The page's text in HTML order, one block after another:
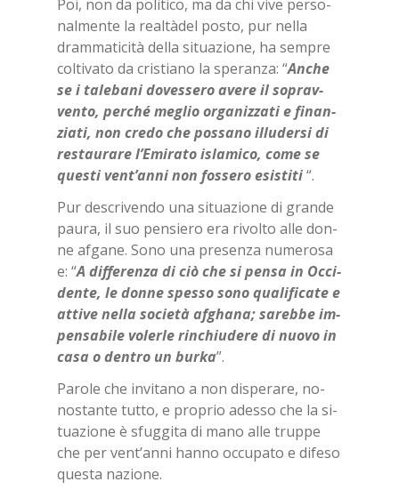
Poi, non da po­li­ti­co, ma da chi vive per­so­
nal­men­te la real­tà­del po­sto, pur nel­la
dram­ma­ti­ci­tà del­la si­tua­zio­ne, ha sem­pre
col­ti­va­to da cri­stia­no la spe­ran­za: “An­che
se i ta­le­ba­ni do­ves­se­ro ave­re il so­prav­
ven­to, per­ché me­glio or­ga­niz­za­ti e fi­nan­
zia­ti, non cre­do che pos­sa­no il­lu­der­si di
re­stau­ra­re l’E­mi­ra­to isla­mi­co, come se
que­sti ven­t’an­ni non fos­se­ro esi­sti­ti“.
Pur de­scri­ven­do una si­tua­zio­ne di gran­de
pau­ra, il suo pen­sie­ro era ri­vol­to alle don­
ne af­ga­ne. Sono una pre­sen­za nu­me­ro­sa
e: “A dif­fe­ren­za di ciò che si pen­sa in Oc­ci­
den­te, le don­ne spes­so sono qua­li­fi­ca­tee
at­ti­ve nel­la so­cie­tà af­gha­na; sa­reb­be im­
pen­sa­bi­le vo­ler­le rin­chiu­de­re di nuo­vo in
casa o den­tro un bur­ka”.
Pa­ro­le che in­vi­ta­no a non di­spe­ra­re, no­
no­stan­te tut­to, e pro­prio ades­so che la si­
tua­zio­ne è sfug­gi­ta di mano alle trup­pe
che per ven­t’an­ni han­no oc­cu­pa­to e di­fe­so
que­sta na­zio­ne.